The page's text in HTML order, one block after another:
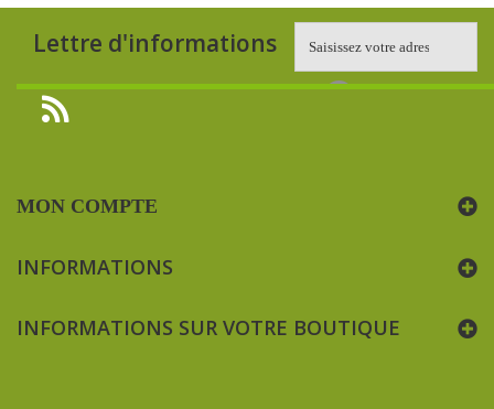
Lettre d'informations
MON COMPTE
INFORMATIONS
INFORMATIONS SUR VOTRE BOUTIQUE